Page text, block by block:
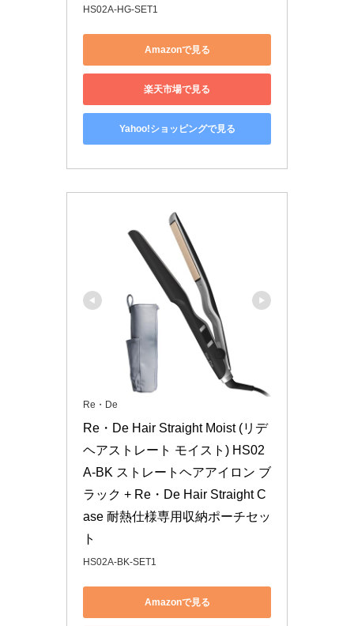
HS02A-HG-SET1
Amazonで見る
楽天市場で見る
Yahoo!ショッピングで見る
Re・De
Re・De Hair Straight Moist (リデ
ヘアストレート モイスト) HS02
A-BK ストレートヘアアイロン ブ
ラック + Re・De Hair Straight C
ase 耐熱仕様専用収納ポーチセッ
ト
HS02A-BK-SET1
Amazonで見る